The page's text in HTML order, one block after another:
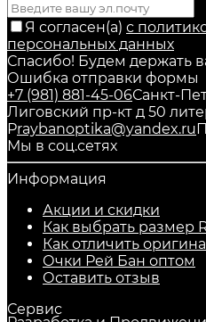
Я согласен(a) с
персональных данных
Спасибо! Будем держать
Ошибка отправки формы
+7 (981) 881-45-06Санкт-
Лиговский пр-кт д 50
Рraybanoptika@yandex.ru
Мы в соц.сетях
Информация
Акции и скидки
Как выбрать размер
Как отличить
Очки Рей Бан оптом
Оставить отзыв
Сервис